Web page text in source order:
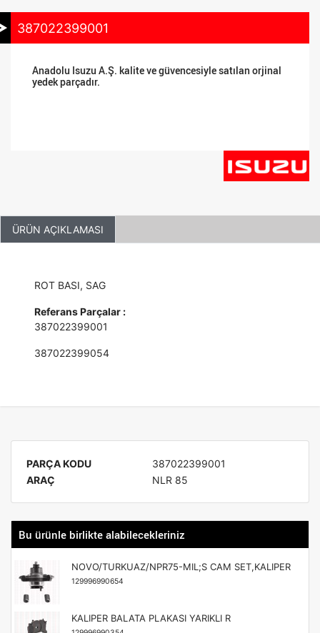
387022399001
Anadolu Isuzu A.Ş. kalite ve güvencesiyle satılan orjinal
yedek parçadır.
ÜRÜN AÇIKLAMASI
ROT BASI, SAG
Referans Parçalar :
387022399001
387022399054
PARÇA KODU
387022399001
ARAÇ
NLR 85
Bu ürünle birlikte alabilecekleriniz
NOVO/TURKUAZ/NPR75-MIL;S CAM SET,KALIPER
129996990654
KALIPER BALATA PLAKASI YARIKLI R